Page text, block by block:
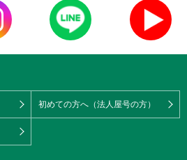
初めての方へ（法人屋号の方）